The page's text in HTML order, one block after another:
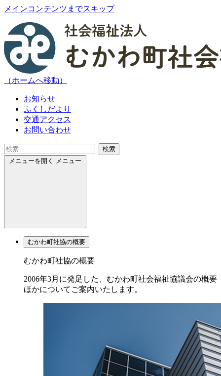
メインコンテンツまでスキップ
（ホームへ移動）
お知らせ
ふくしだより
交通アクセス
お問い合わせ
検索
メニューを開く
メニュー
むかわ町社協の概要
むかわ町社協の概要
2006年3月に発足した、むかわ町社会福祉協議会の概要
ほかについてご案内いたします。